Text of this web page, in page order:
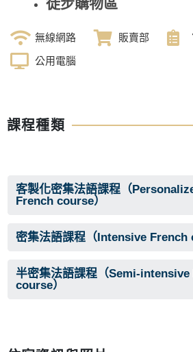
無線網路 販賣部
公用電腦
課程種類
客製化密集法語課程（
French course）
密集法語課程（Intensive French
半密集法語課程（Semi-intensive
course）